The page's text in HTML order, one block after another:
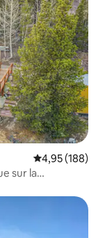
Évaluation
4,95 (188)
sur la